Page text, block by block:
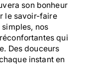
son bonheur
le savoir-faire
nos
qui
Des douceurs
instant en